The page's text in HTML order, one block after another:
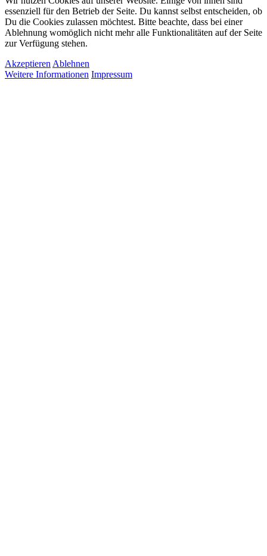
essenziell für den Betrieb der Seite. Du kannst selbst entscheiden, ob
Du die Cookies zulassen möchtest. Bitte beachte, dass bei einer
Ablehnung womöglich nicht mehr alle Funktionalitäten auf der Seite
zur Verfügung stehen.
Akzeptieren Ablehnen
Weitere Informationen Impressum